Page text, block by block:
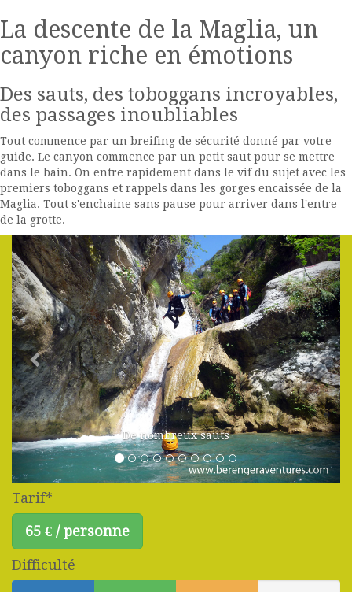
La descente de la Maglia, un
canyon riche en émotions
Des sauts, des toboggans incroyables,
des passages inoubliables
Tout commence par un breifing de sécurité donné par votre
guide. Le canyon commence par un petit saut pour se mettre
dans le bain. On entre rapidement dans le vif du sujet avec les
premiers toboggans et rappels dans les gorges encaissée de la
Maglia. Tout s'enchaine sans pause pour arriver dans l'entre
de la grotte.
De nombreux sauts
Tarif*
65 € / personne
Difficulté